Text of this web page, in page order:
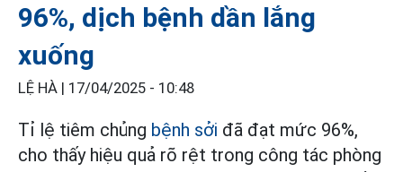
96%, dịch bệnh dần lắng
xuống
LỆ HÀ | 17/04/2025 - 10:48
Tỉ lệ tiêm chủng bệnh sởi đã đạt mức 96%,
cho thấy hiệu quả rõ rệt trong công tác phòng